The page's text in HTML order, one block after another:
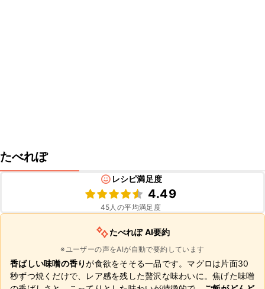
たべれぽ
レシピ満足度
4.49
45人の平均満足度
たべれぽ AI要約
※ユーザーの声をAIが自動で要約しています
香ばしい味噌の香りが食欲をそそる一品です。マグロは片面30
秒ずつ焼くだけで、レア感を残した贅沢な味わいに。焦げた味噌